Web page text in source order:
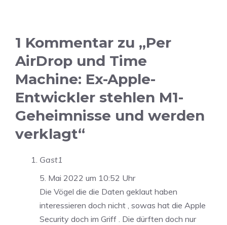
1 Kommentar zu „Per
AirDrop und Time
Machine: Ex-Apple-
Entwickler stehlen M1-
Geheimnisse und werden
verklagt“
Gast1
5. Mai 2022 um 10:52 Uhr
Die Vögel die die Daten geklaut haben
interessieren doch nicht , sowas hat die Apple
Security doch im Griff . Die dürften doch nur